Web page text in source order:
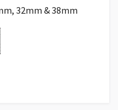
32mm & 38mm